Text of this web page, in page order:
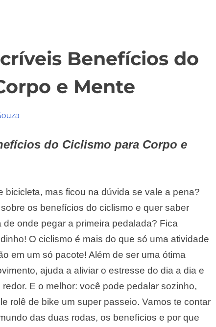
Benefícios do
e Mente
do Ciclismo para Corpo e
bicicleta, mas ficou na dúvida se vale a pena?
os benefícios do ciclismo e quer saber
onde pegar a primeira pedalada? Fica
O ciclismo é mais do que só uma atividade
em um só pacote! Além de ser uma ótima
ajuda a aliviar o estresse do dia a dia e
E o melhor: você pode pedalar sozinho,
rolê de bike um super passeio. Vamos te contar
das duas rodas, os benefícios e por que